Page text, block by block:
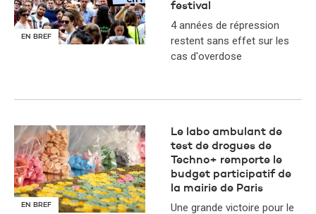
EN BREF
festival
4 années de répression
restent sans effet sur les
cas d'overdose
EN BREF
​Le labo ambulant de
test de drogues de
Techno+ remporte le
budget participatif de
la mairie de Paris
Une grande victoire pour le